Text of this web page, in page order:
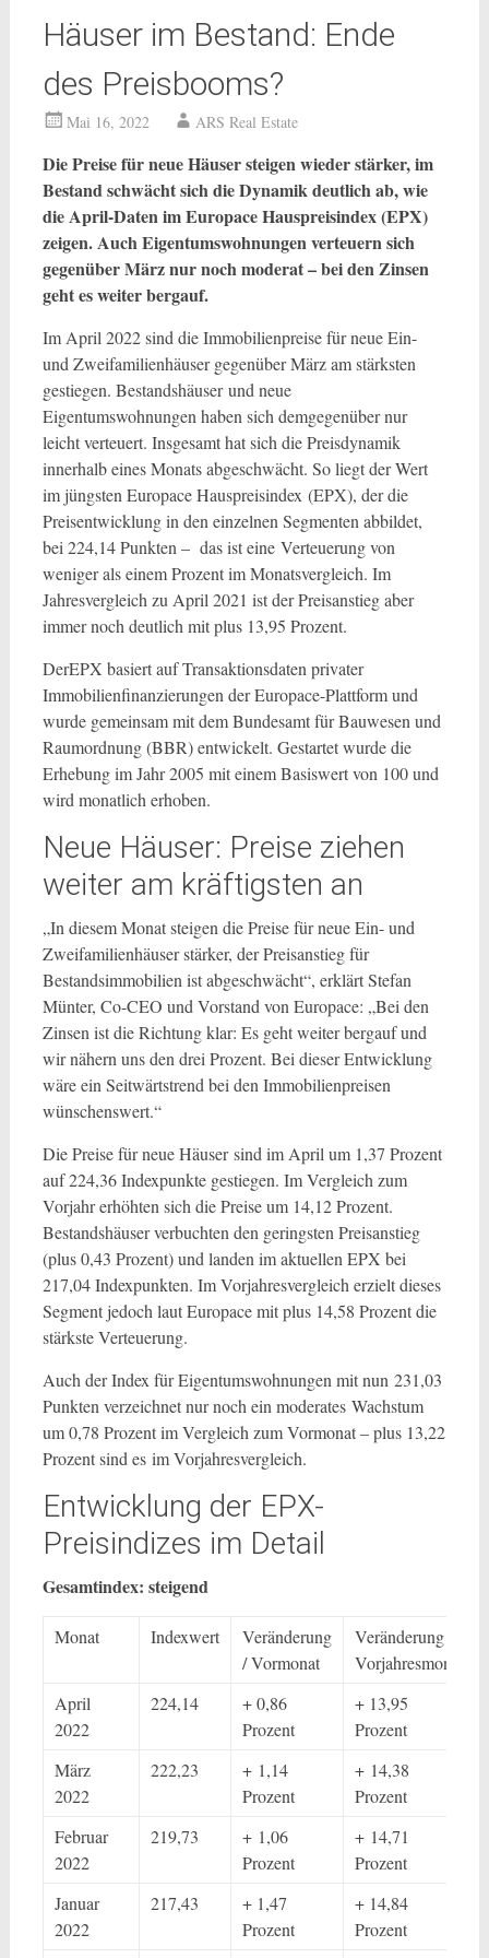
Häuser im Bestand: Ende
des Preisbooms?
Mai 16, 2022 ARS Real Estate
Die Preise für neue Häuser steigen wieder stärker, im
Bestand schwächt sich die Dynamik deutlich ab, wie
die April-Daten im Europace Hauspreisindex (EPX)
zeigen. Auch Eigentumswohnungen verteuern sich
gegenüber März nur noch moderat – bei den Zinsen
geht es weiter bergauf.
Im April 2022 sind die Immobilienpreise für neue Ein-
und Zweifamilienhäuser gegenüber März am stärksten
gestiegen. Bestandshäuser und neue
Eigentumswohnungen haben sich demgegenüber nur
leicht verteuert. Insgesamt hat sich die Preisdynamik
innerhalb eines Monats abgeschwächt. So liegt der Wert
im jüngsten Europace Hauspreisindex (EPX), der die
Preisentwicklung in den einzelnen Segmenten abbildet,
bei 224,14 Punkten – das ist eine Verteuerung von
weniger als einem Prozent im Monatsvergleich. Im
Jahresvergleich zu April 2021 ist der Preisanstieg aber
immer noch deutlich mit plus 13,95 Prozent.
DerEPX basiert auf Transaktionsdaten privater
Immobilien­finanzierungen der Europace-Plattform und
wurde gemeinsam mit dem Bundesamt für Bauwesen und
Raumordnung (BBR) entwickelt. Gestartet wurde die
Erhebung im Jahr 2005 mit einem Basiswert von 100 und
wird monatlich erhoben.
Neue Häuser: Preise ziehen
weiter am kräftigsten an
„In diesem Monat steigen die Preise für neue Ein- und
Zweifamilienhäuser stärker, der Preisanstieg für
Bestandsimmobilien ist abgeschwächt“, erklärt Stefan
Münter, Co-CEO und Vorstand von Europace: „Bei den
Zinsen ist die Richtung klar: Es geht weiter bergauf und
wir nähern uns den drei Prozent. Bei dieser Entwicklung
wäre ein Seitwärtstrend bei den Immobilienpreisen
wünschenswert.“
Die Preise für neue Häuser sind im April um 1,37 Prozent
auf 224,36 Indexpunkte gestiegen. Im Vergleich zum
Vorjahr erhöhten sich die Preise um 14,12 Prozent.
Bestandshäuser verbuchten den geringsten Preisanstieg
(plus 0,43 Prozent) und landen im aktuellen EPX bei
217,04 Indexpunkten. Im Vorjahresvergleich erzielt dieses
Segment jedoch laut Europace mit plus 14,58 Prozent die
stärkste Verteuerung.
Auch der Index für Eigentumswohnungen mit nun 231,03
Punkten verzeichnet nur noch ein moderates Wachstum
um 0,78 Prozent im Vergleich zum Vormonat – plus 13,22
Prozent sind es im Vorjahresvergleich.
Entwicklung der EPX-
Preisindizes im Detail
Gesamtindex: steigend
Monat Indexwert
Veränderung
/ Vormonat
Veränderung /
Vorjahresmonat
April
2022
224,14
+ 0,86
Prozent
+ 13,95
Prozent
März
2022
222,23
+ 1,14
Prozent
+ 14,38
Prozent
Februar
2022
219,73
+ 1,06
Prozent
+ 14,71
Prozent
Januar
2022
217,43
+ 1,47
Prozent
+ 14,84
Prozent